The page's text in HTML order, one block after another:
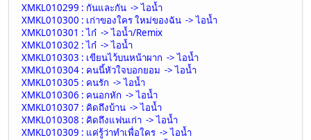
XMKL010299 : กันและกัน -> ไอน้ำ
XMKL010300 : เก่าของใคร ใหม่ของฉัน -> ไอน้ำ
XMKL010301 : ไก๋ -> ไอน้ำ/Remix
XMKL010302 : ไก๋ -> ไอน้ำ
XMKL010303 : เขียนไว้บนหน้าผาก -> ไอน้ำ
XMKL010304 : คนนี้หัวใจบอกยอม -> ไอน้ำ
XMKL010305 : คนรัก -> ไอน้ำ
XMKL010306 : คนอกหัก -> ไอน้ำ
XMKL010307 : คิดถึงบ้าน -> ไอน้ำ
XMKL010308 : คิดถึงแฟนเก่า -> ไอน้ำ
XMKL010309 : แค่รู้ว่าทำเพื่อใคร -> ไอน้ำ